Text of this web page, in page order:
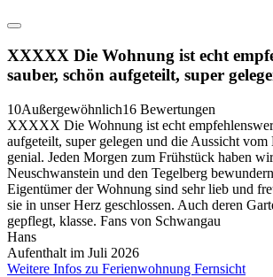
XXXXX Die Wohnung ist echt
sauber, schön aufgeteilt, super
10Außergewöhnlich16 Bewertungen
XXXXX Die Wohnung ist echt
aufgeteilt, super gelegen und die Aussicht
genial. Jeden Morgen zum Frühstück haben
Neuschwanstein und den Tegelberg
Eigentümer der Wohnung sind sehr lieb und
sie in unser Herz geschlossen. Auch deren
gepflegt, klasse. Fans von Schwangau
Hans
Aufenthalt im Juli 2026
Weitere Infos zu Ferienwohnung Fernsicht